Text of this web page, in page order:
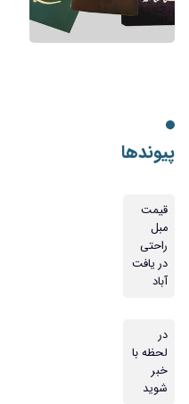
پیوندها
قیمت
مبل
راحتی
در یافت
آباد
در
لحظه با
خبر
شوید